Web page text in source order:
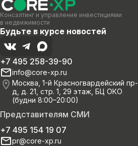
Консалтинг и управление инвестициями
в недвижимости
Будьте в курсе новостей
Представителям СМИ
+7 495 154 19 07
pr@core-xp.ru
+7 495 258-39-90
info@core-xp.ru
Москва, 1-й Красногвардейский пр-
д, д. 21, стр. 1, 29 этаж, БЦ ОКО
(будни 8:00–20:00)